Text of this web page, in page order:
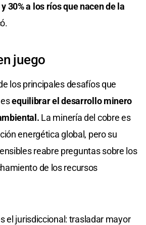
30% a los ríos que nacen de la
juego
los principales desafíos que
esequilibrar el desarrollo minero
La minería del cobre es
energética global, pero su
reabre preguntas sobre los
de los recursos
el jurisdiccional: trasladar mayor